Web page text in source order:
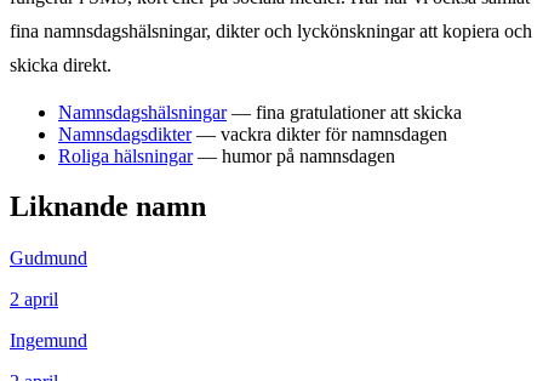
fina namnsdagshälsningar, dikter och lyckönskningar att kopiera och
skicka direkt.
Namnsdagshälsningar — fina gratulationer att skicka
Namnsdagsdikter— vackra dikter för namnsdagen
Roliga hälsningar— humor på namnsdagen
Liknande namn
Gudmund
2 april
Ingemund